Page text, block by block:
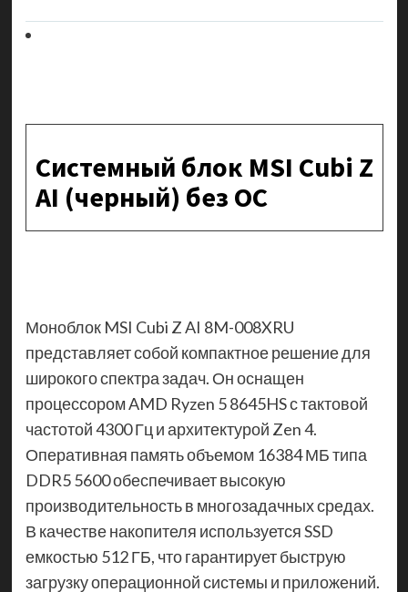
Системный блок MSI Cubi Z
AI (черный) без ОС
Моноблок MSI Cubi Z AI 8M-008XRU
представляет собой компактное решение для
широкого спектра задач. Он оснащен
процессором AMD Ryzen 5 8645HS с тактовой
частотой 4300 Гц и архитектурой Zen 4.
Оперативная память объемом 16384 МБ типа
DDR5 5600 обеспечивает высокую
производительность в многозадачных средах.
В качестве накопителя используется SSD
емкостью 512 ГБ, что гарантирует быструю
загрузку операционной системы и приложений.